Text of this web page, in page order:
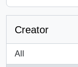
Creator
All